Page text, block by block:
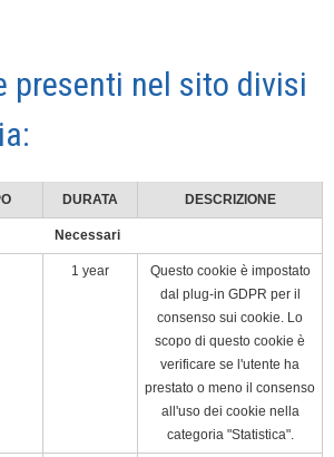
presenti nel sito divisi
DURATA DESCRIZIONE
Necessari
1 year
Questo cookie è impostato
dal plug-in GDPR per il
consenso sui cookie. Lo
scopo di questo cookie è
verificare se l'utente ha
prestato o meno il consenso
all'uso dei cookie nella
categoria "Statistica".